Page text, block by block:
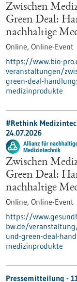
Zwischen
Green Deal:
nachhaltige
Online, Online-Event
https://www.bio-
veranstaltungen/
green-deal-
medizinprodukte
#Rethink
24.07.2026
Zwischen
Green Deal:
nachhaltige
Online, Online-Event
https://
bw.de/
und-green-deal-
medizinprodukte
Pressemitteilung -